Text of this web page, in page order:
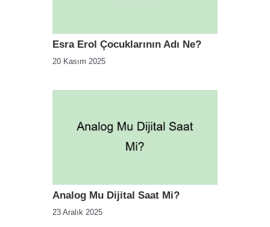
Esra Erol Çocuklarının Adı Ne?
20 Kasım 2025
Analog Mu Dijital Saat Mi?
23 Aralık 2025